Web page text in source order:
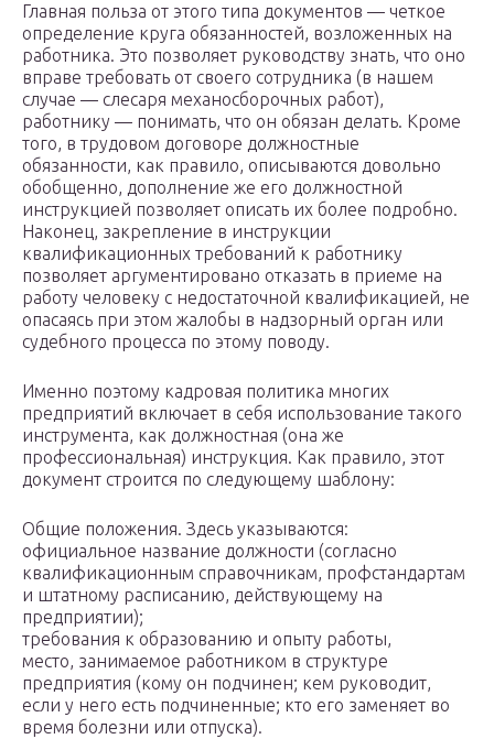
Главная польза от этого типа документов — четкое
определение круга обязанностей, возложенных на
работника. Это позволяет руководству знать, что оно
вправе требовать от своего сотрудника (в нашем
случае — слесаря механосборочных работ),
работнику — понимать, что он обязан делать. Кроме
того, в трудовом договоре должностные
обязанности, как правило, описываются довольно
обобщенно, дополнение же его должностной
инструкцией позволяет описать их более подробно.
Наконец, закрепление в инструкции
квалификационных требований к работнику
позволяет аргументировано отказать в приеме на
работу человеку с недостаточной квалификацией, не
опасаясь при этом жалобы в надзорный орган или
судебного процесса по этому поводу.
Именно поэтому кадровая политика многих
предприятий включает в себя использование такого
инструмента, как должностная (она же
профессиональная) инструкция. Как правило, этот
документ строится по следующему шаблону:
Общие положения. Здесь указываются:
официальное название должности (согласно
квалификационным справочникам, профстандартам
и штатному расписанию, действующему на
предприятии);
требования к образованию и опыту работы,
место, занимаемое работником в структуре
предприятия (кому он подчинен; кем руководит,
если у него есть подчиненные; кто его заменяет во
время болезни или отпуска).